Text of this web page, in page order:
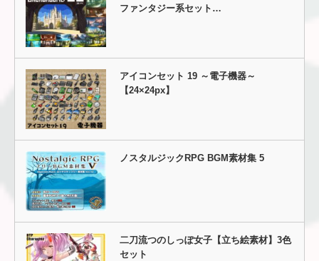
ファンタジー系セット…
アイコンセット 19 ～電子機器～
【24×24px】
ノスタルジックRPG BGM素材集 5
二刀流つのしっぽ女子【立ち絵素材】3色
セット